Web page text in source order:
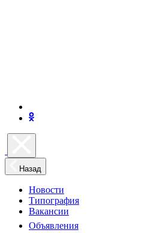
Назад
Новости
Типография
Вакансии
Объявления